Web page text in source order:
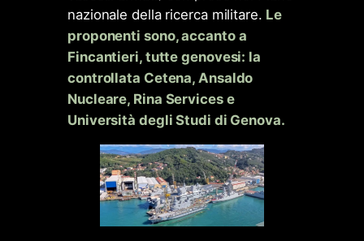
nazionale della ricerca militare. Le
proponenti sono, accanto a
Fincantieri, tutte genovesi: la
controllata Cetena, Ansaldo
Nucleare, Rina Services e
Università degli Studi di Genova.